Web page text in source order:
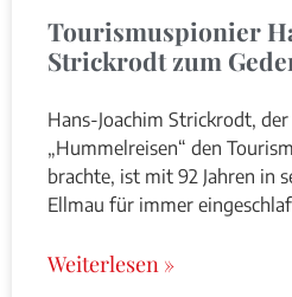
Tourismuspionier
Strickrodt zum
Hans-Joachim Strickrodt,
„Hummelreisen“ den
brachte, ist mit 92 Jahren in
Ellmau für immer
Weiterlesen »